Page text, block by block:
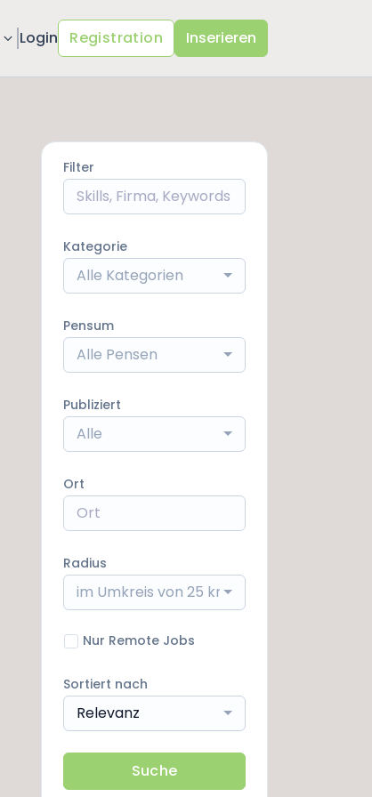
Login Registration Inserieren
Filter
Kategorie
Alle Kategorien
Pensum
Alle Pensen
Publiziert
Alle
Ort
Radius
im Umkreis von 25 km
Nur Remote Jobs
Sortiert nach
Relevanz
Suche